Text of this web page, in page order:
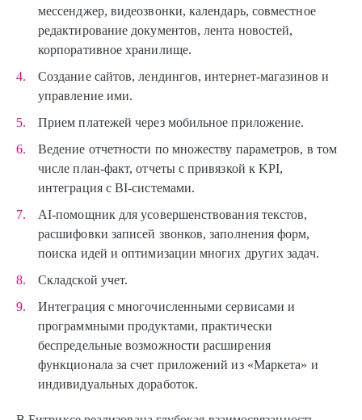
мессенджер, видеозвонки, календарь, совместное
редактирование документов, лента новостей,
корпоративное хранилище.
Создание сайтов, лендингов, интернет-магазинов и
управление ими.
Прием платежей через мобильное приложение.
Ведение отчетности по множеству параметров, в том
числе план-факт, отчеты с привязкой к KPI,
интеграция с BI-системами.
AI-помощник для усовершенствования текстов,
расшифовки записей звонков, заполнения форм,
поиска идей и оптимизации многих других задач.
Складской учет.
Интеграция с многочисленными сервисами и
программными продуктами, практически
беспредельные возможности расширения
функционала за счет приложений из «Маркета» и
индивидуальных доработок.